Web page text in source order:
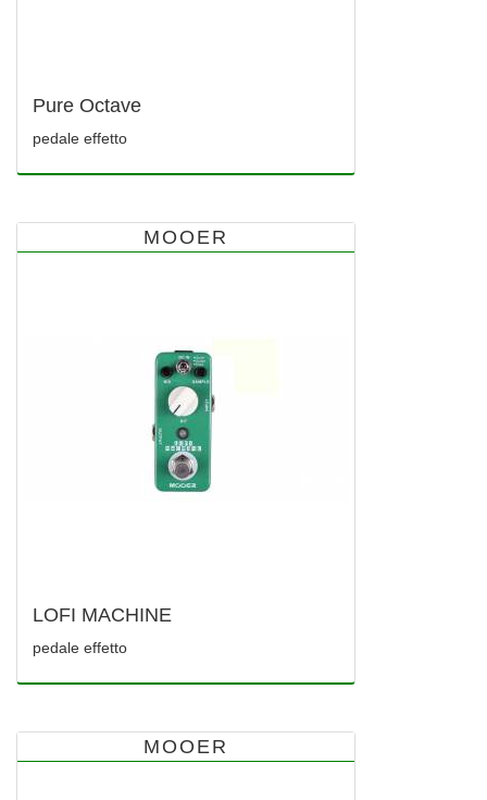
Pure Octave
pedale effetto
MOOER
LOFI MACHINE
pedale effetto
MOOER